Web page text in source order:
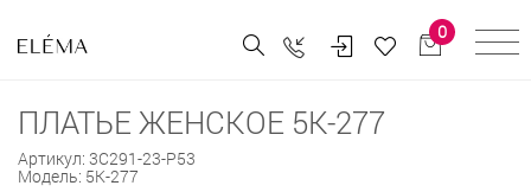
0
ПЛАТЬЕ ЖЕНСКОЕ 5К-277
Артикул: 3С291-23-Р53
Модель: 5К-277